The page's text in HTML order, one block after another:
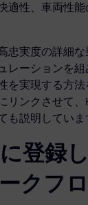
適性、車両性
忠実度の詳細
レーションを
を実現する方
リンクさせて
も説明していま
登録
クフ